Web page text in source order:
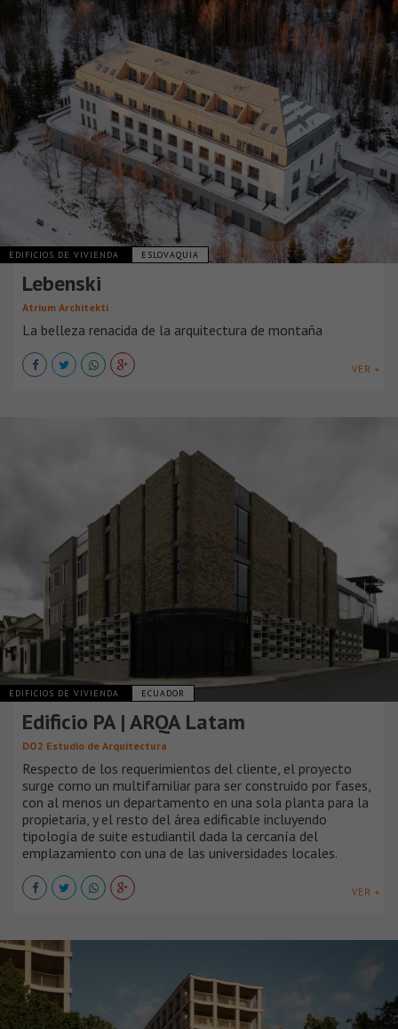
EDIFICIOS DE VIVIENDA ESLOVAQUIA
Lebenski
Atrium Architekti
La belleza renacida de la arquitectura de montaña
VER +
EDIFICIOS DE VIVIENDA ECUADOR
Edificio PA | ARQA Latam
DO2 Estudio de Arquitectura
Respecto de los requerimientos del cliente, el proyecto
surge como un multifamiliar para ser construido por fases,
con al menos un departamento en una sola planta para la
propietaria, y el resto del área edificable incluyendo
tipología de suite estudiantil dada la cercanía del
emplazamiento con una de las universidades locales.
VER +